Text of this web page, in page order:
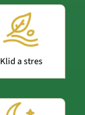
Klid a stres